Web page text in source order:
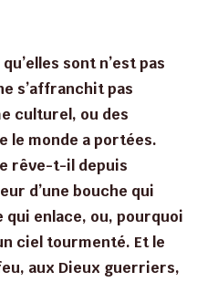
sont n’est pas
s’affranchit pas
culturel, ou des
le monde a portées.
rêve-t-il depuis
d’une bouche qui
qui enlace, ou, pourquoi
ciel tourmenté. Et le
aux Dieux guerriers,